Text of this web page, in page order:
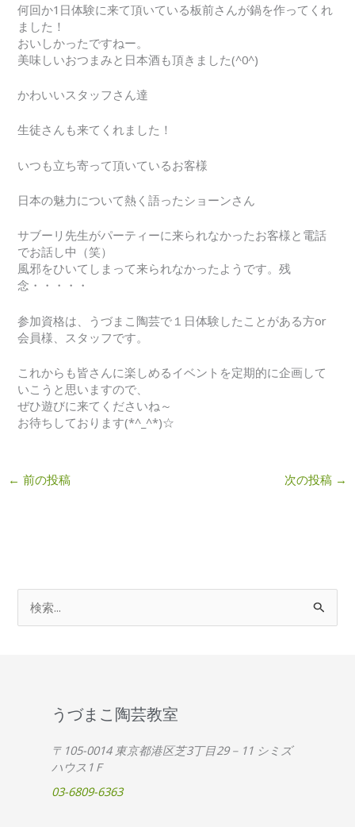
何回か1日体験に来て頂いている板前さんが鍋を作ってくれ
ました！
おいしかったですねー。
美味しいおつまみと日本酒も頂きました(^0^)
かわいいスタッフさん達
生徒さんも来てくれました！
いつも立ち寄って頂いているお客様
日本の魅力について熱く語ったショーンさん
サブーリ先生がパーティーに来られなかったお客様と電話
でお話し中（笑）
風邪をひいてしまって来られなかったようです。残
念・・・・・
参加資格は、うづまこ陶芸で１日体験したことがある方or
会員様、スタッフです。
これからも皆さんに楽しめるイベントを定期的に企画して
いこうと思いますので、
ぜひ遊びに来てくださいね～
お待ちしております(*^_^*)☆
← 前の投稿 次の投稿 →
うづまこ陶芸教室
〒105-0014 東京都港区芝3丁目29－11 シミズ
ハウス1Ｆ
03-6809-6363